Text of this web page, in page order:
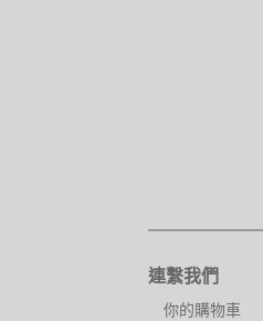
連繫我們
你的購物車